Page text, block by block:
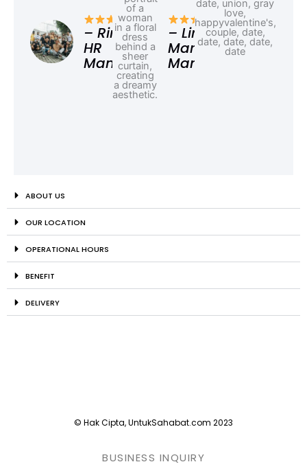
– Rina,
HR
Manager
– Linda,
Marketing
Manager
ABOUT US
OUR LOCATION
OPERATIONAL HOURS
BENEFIT
DELIVERY
© Hak Cipta, UntukSahabat.com 2023
BUSINESS INQUIRY